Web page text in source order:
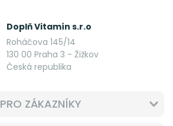
Doplň Vitamín s.r.o
Roháčova 145/14
130 00 Praha 3 - Žižkov
Česká republika
PRO ZÁKAZNÍKY